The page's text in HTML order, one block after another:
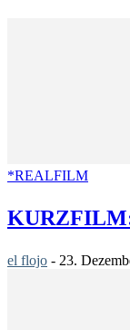
*REALFILM
el flojo - 23.